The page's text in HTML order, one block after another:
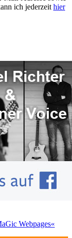
ich jederzeit hier
Webpages«